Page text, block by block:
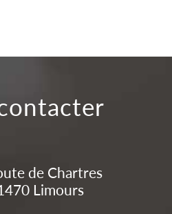
contacter
de Chartres
Limours